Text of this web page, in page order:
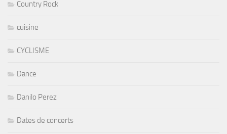
Country Rock
cuisine
CYCLISME
Dance
Danilo Perez
Dates de concerts